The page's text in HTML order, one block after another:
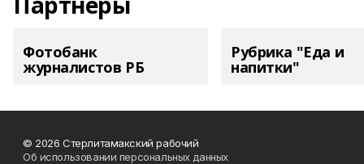
Фотобанк
журналистов РБ
Рубрика "Еда и
напитки"
© 2026 Стерлитамакский рабочий
Об использовании персональных данных